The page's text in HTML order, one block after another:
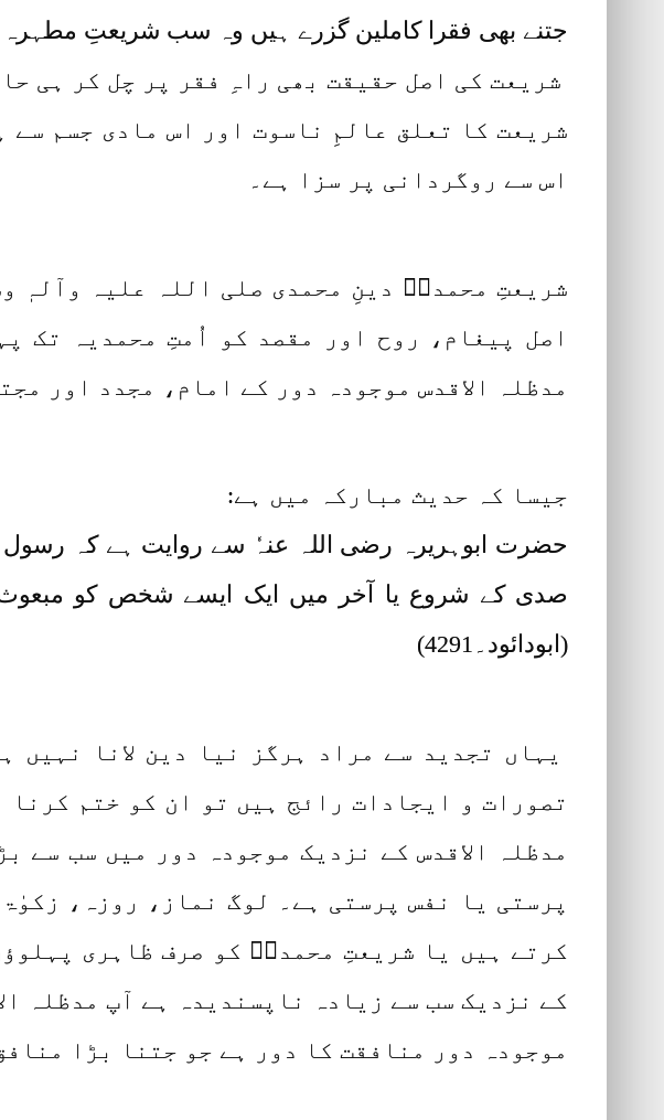
جتنے بھی فقرا کاملین گزرے ہیں وہ سب شریعتِ
شریعت کی اصل حقیقت بھی راہِ فقر پر چل کر ہی
شریعت کا تعلق عالمِ ناسوت اور اس مادی جسم سے
اس سے روگردانی پر سزا ہے۔
شریعتِ محمدیؐ دینِ محمدی صلی اللہ علیہ وآلہٖ
اصل پیغام، روح اور مقصد کو اُمتِ محمدیہ تک
مدظلہ الاقدس موجودہ دور کے امام، مجدد اور
جیسا کہ حدیث مبارکہ میں ہے:
حضرت ابوہریرہ رضی اللہ عنہٗ سے روایت ہے کہ رسول
صدی کے شروع یا آخر میں ایک ایسے شخص کو مبعوث
(ابودائود۔4291)
یہاں تجدید سے مراد ہرگز نیا دین لانا
تصورات و ایجادات رائج ہیں تو ان کو ختم
مدظلہ الاقدس کے نزدیک موجودہ دور میں سب
پرستی یا نفس پرستی ہے۔ لوگ نماز، روزہ،
کرتے ہیں یا شریعتِ محمدیؐ کو صرف ظاہری
کے نزدیک سب سے زیادہ ناپسندیدہ ہے آپ مدظلہ
موجودہ دور منافقت کا دور ہے جو جتنا بڑا